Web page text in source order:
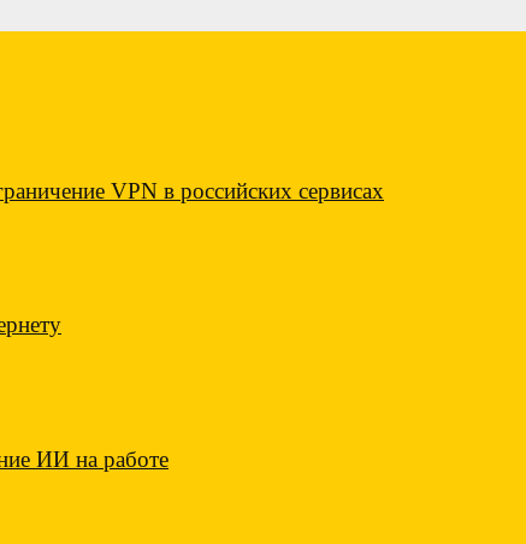
VPN в российских сервисах
ИИ на работе